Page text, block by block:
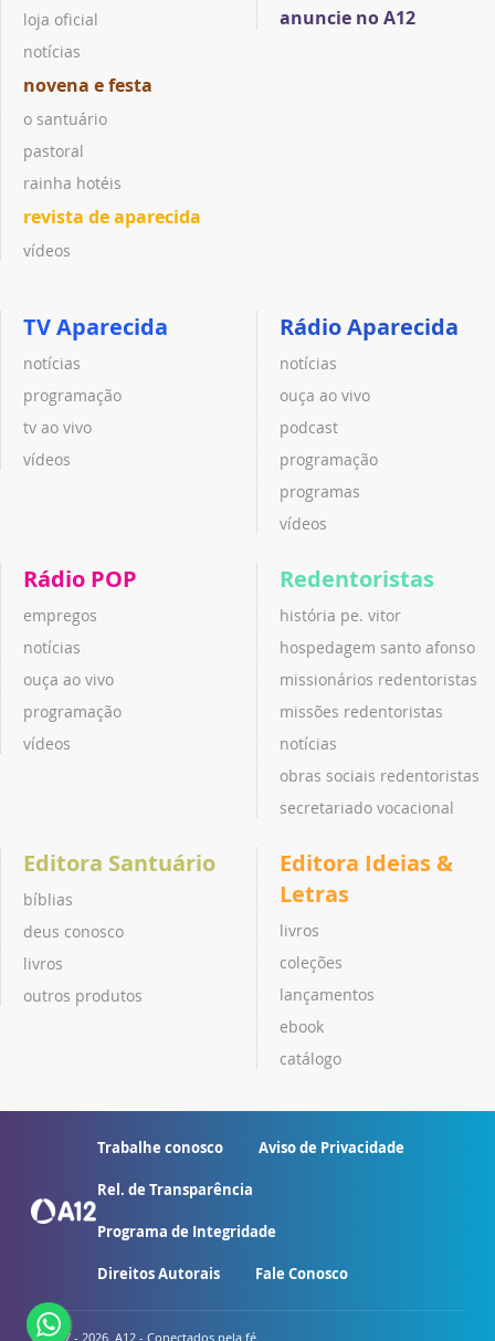
loja oficial
notícias
novena e festa
o santuário
pastoral
rainha hotéis
revista de aparecida
vídeos
anuncie no A12
TV Aparecida
notícias
programação
tv ao vivo
vídeos
Rádio Aparecida
notícias
ouça ao vivo
podcast
programação
programas
vídeos
Rádio POP
empregos
notícias
ouça ao vivo
programação
vídeos
Redentoristas
história pe. vitor
hospedagem santo afonso
missionários redentoristas
missões redentoristas
notícias
obras sociais redentoristas
secretariado vocacional
Editora Santuário
bíblias
deus conosco
livros
outros produtos
Editora Ideias &
Letras
livros
coleções
lançamentos
ebook
catálogo
Trabalhe conosco Aviso de Privacidade
Rel. de Transparência
Programa de Integridade
Direitos Autorais Fale Conosco
© 2007 - 2026. A12 - Conectados pela fé.